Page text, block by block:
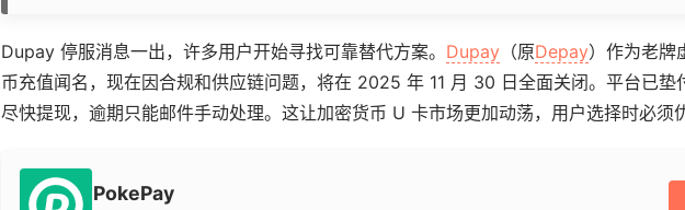
Dupay 停服消息一出，许多用户开始寻找可靠替代方案。 Dupay （原Depay）作为老牌
币充值闻名，现在因合规和供应链问题，将在 2025 年 11 月 30 日全面关闭。平台已垫
尽快提现，逾期只能邮件手动处理。这让加密货币 U 卡市场更加动荡，用户选择时必须
PokePay